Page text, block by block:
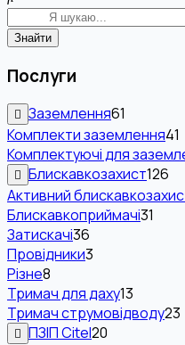
Знайти
Послуги
Заземлення61
Комплекти заземлення41
Комплектуючі для
Блискавкозахист126
Активний
Блискавкоприймачі31
Затискачі36
Провідники3
Різне8
Тримач для даху13
Тримач струмовідводу23
ПЗІП Citel20